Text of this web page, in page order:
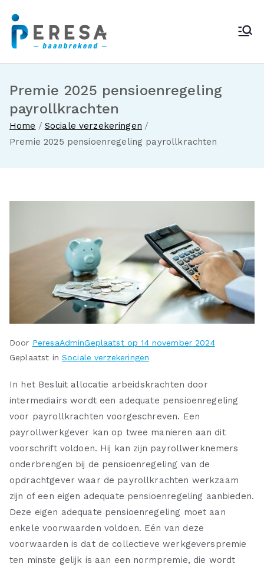
naar
Premie 2025 pensioenregeling
payrollkrachten
Home
Sociale verzekeringen
Premie 2025 pensioenregeling payrollkrachten
Door PeresaAdminGeplaatst op14 november 2024
Geplaatst in Sociale verzekeringen
In het Besluit allocatie arbeidskrachten door
intermediairs wordt een adequate pensioenregeling
voor payrollkrachten voorgeschreven. Een
payrollwerkgever kan op twee manieren aan dit
voorschrift voldoen. Hij kan zijn payrollwerknemers
onderbrengen bij de pensioenregeling van de
opdrachtgever waar de payrollkrachten werkzaam
zijn of een eigen adequate pensioenregeling aanbieden.
Deze eigen adequate pensioenregeling moet aan
enkele voorwaarden voldoen. Eén van deze
voorwaarden is dat de collectieve werkgeverspremie
ten minste gelijk is aan een normpremie, die wordt